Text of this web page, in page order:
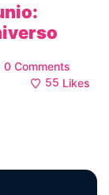
0 Comments
55 Likes